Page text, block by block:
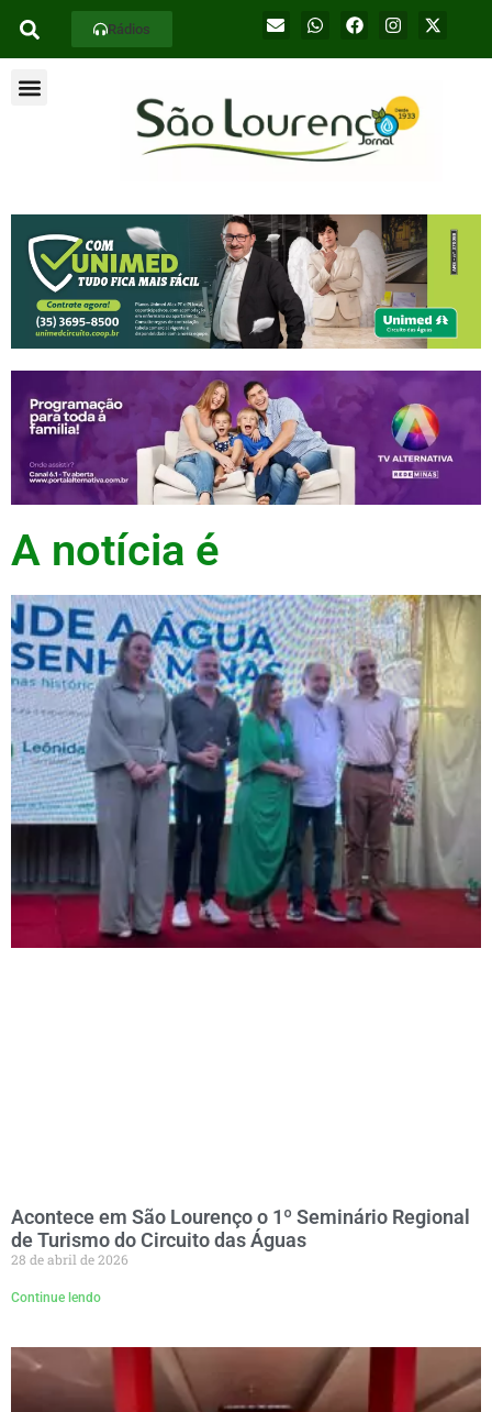
Rádios
A notícia é
Acontece em São Lourenço o 1º Seminário Regional
de Turismo do Circuito das Águas
28 de abril de 2026
Continue lendo